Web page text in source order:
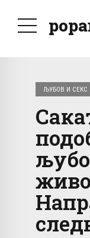
ЉУБОВ И СЕКС